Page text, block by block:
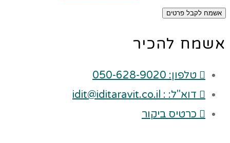
אשמח לקבל פרטים
אשמח להכיר
טלפון: 050-628-9020
דוא"ל: : idit@iditaravit.co.il
כרטיס ביקור